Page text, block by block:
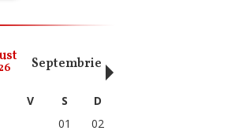
Septembrie Octombrie
V S
D
01
02